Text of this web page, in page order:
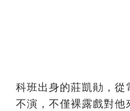
科班出身的莊凱勛，
不演，不僅裸露戲對